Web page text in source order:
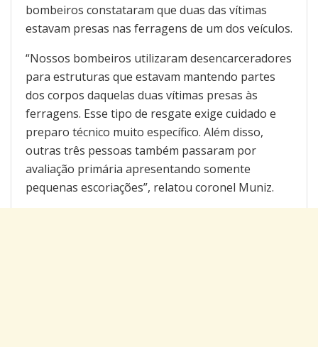
bombeiros constataram que duas das vítimas
estavam presas nas ferragens de um dos veículos.
“Nossos bombeiros utilizaram desencarceradores
para estruturas que estavam mantendo partes
dos corpos daquelas duas vítimas presas às
ferragens. Esse tipo de resgate exige cuidado e
preparo técnico muito específico. Além disso,
outras três pessoas também passaram por
avaliação primária apresentando somente
pequenas escoriações”, relatou coronel Muniz.